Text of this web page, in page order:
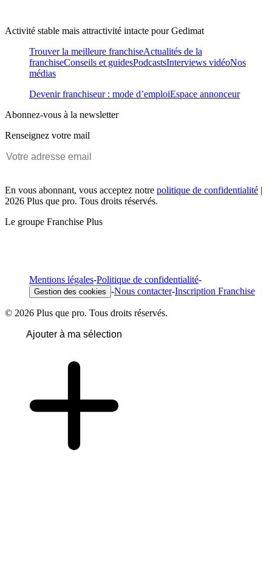
Activité stable mais attractivité intacte pour Gedimat
Trouver la meilleure franchiseActualités de la
franchiseConseils et guidesPodcastsInterviews vidéoNos
médias
Devenir franchiseur : mode d’emploiEspace annonceur
Abonnez-vous à la newsletter
Renseignez votre mail
En vous abonnant, vous acceptez notre politique de confidentialité |
2026 Plus que pro. Tous droits réservés.
Le groupe Franchise Plus
Mentions légales-Politique de confidentialité-
Gestion des cookies -Nous contacter-Inscription Franchise
© 2026 Plus que pro. Tous droits réservés.
Ajouter à ma sélection